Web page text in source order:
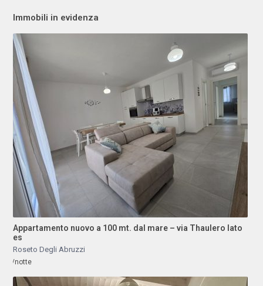
Immobili in evidenza
Appartamento nuovo a 100 mt. dal mare – via Thaulero lato
es
Roseto Degli Abruzzi
/notte